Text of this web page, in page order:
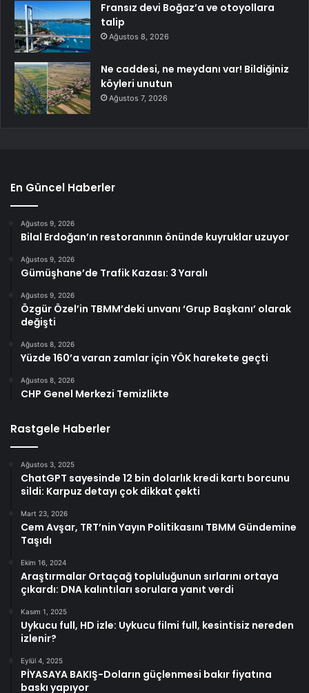
Fransız devi Boğaz’a ve otoyollara
talip
Ağustos 8, 2026
Ne caddesi, ne meydanı var! Bildiğiniz
köyleri unutun
Ağustos 7, 2026
En Güncel Haberler
Ağustos 9, 2026
Bilal Erdoğan’ın restoranının önünde kuyruklar uzuyor
Ağustos 9, 2026
Gümüşhane’de Trafik Kazası: 3 Yaralı
Ağustos 9, 2026
Özgür Özel’in TBMM’deki unvanı ‘Grup Başkanı’ olarak
değişti
Ağustos 8, 2026
Yüzde 160’a varan zamlar için YÖK harekete geçti
Ağustos 8, 2026
CHP Genel Merkezi Temizlikte
Rastgele Haberler
Ağustos 3, 2025
ChatGPT sayesinde 12 bin dolarlık kredi kartı borcunu
sildi: Karpuz detayı çok dikkat çekti
Mart 23, 2026
Cem Avşar, TRT’nin Yayın Politikasını TBMM Gündemine
Taşıdı
Ekim 16, 2024
Araştırmalar Ortaçağ topluluğunun sırlarını ortaya
çıkardı: DNA kalıntıları sorulara yanıt verdi
Kasım 1, 2025
Uykucu full, HD izle: Uykucu filmi full, kesintisiz nereden
izlenir?
Eylül 4, 2025
PİYASAYA BAKIŞ-Doların güçlenmesi bakır fiyatına
baskı yapıyor